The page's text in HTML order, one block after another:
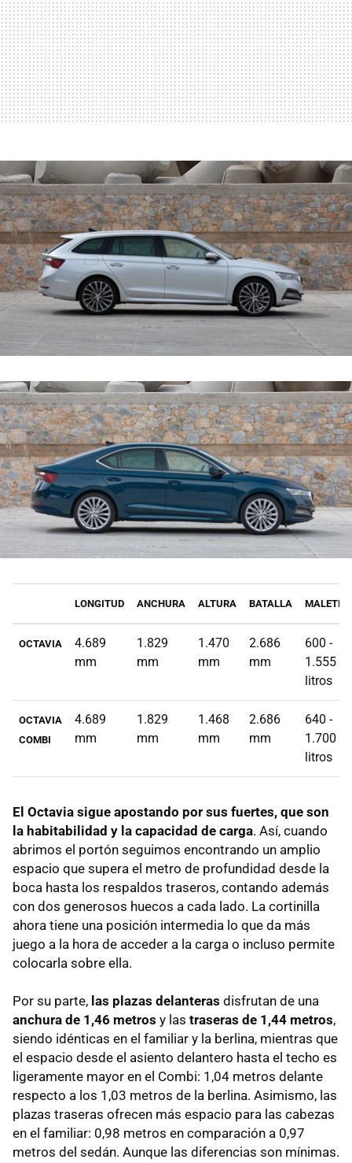
LONGITUD ANCHURA ALTURA BATALLA
OCTAVIA
4.689
mm
1.829
mm
1.470
mm
2.686
mm
600 -
1.555
litros
OCTAVIA
COMBI
4.689
mm
1.829
mm
1.468
mm
2.686
mm
640 -
1.700
litros
El Octavia sigue apostando por sus fuertes, que son
la habitabilidad y la capacidad de carga. Así, cuando
abrimos el portón seguimos encontrando un amplio
espacio que supera el metro de profundidad desde la
boca hasta los respaldos traseros, contando además
con dos generosos huecos a cada lado. La cortinilla
ahora tiene una posición intermedia lo que da más
juego a la hora de acceder a la carga o incluso permite
colocarla sobre ella.
Por su parte, las plazas delanteras disfrutan de una
anchura de 1,46 metros y las traseras de 1,44 metros,
siendo idénticas en el familiar y la berlina, mientras que
el espacio desde el asiento delantero hasta el techo es
ligeramente mayor en el Combi: 1,04 metros delante
respecto a los 1,03 metros de la berlina. Asimismo, las
plazas traseras ofrecen más espacio para las cabezas
en el familiar: 0,98 metros en comparación a 0,97
metros del sedán. Aunque las diferencias son mínimas.